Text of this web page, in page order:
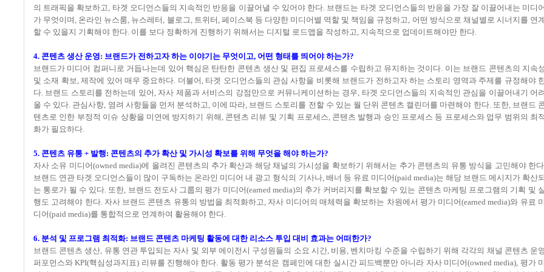
의 트래픽을 확보하고, 타겟 오디언스들의 지속적인 반응을 이끌어낼 수 있어야 한다. 브랜드는 타겟 오디언스들의 반응을 가장 잘 이끌어내는 미디어
가 무엇이며, 온라인 뉴스룸, 뉴스레터, 블로그, 트위터, 페이스북 등 다양한 미디어별 역할 및 책임을 규정하고, 어떤 방식으로 채널별로 시너지를 연계
할 수 있을지 기획해야 한다. 이를 보다 정확하게 진행하기 위해서는 디지털 로드맵을 작성하고, 지속적으로 업데이트해야만 한다.
4. 콘텐츠 생산 운영: 브랜드가 전하고자 하는 이야기는 무엇이고, 어떤 형태를 띄어야 하는가?
브랜드가 미디어 컴퍼니로 거듭나는데 있어 핵심은 탄탄한 콘텐츠 생산 및 편집 프로세스를 수립하고 유지하는 것이다. 이는 브랜드 콘텐츠의 지속성
및 소재 확보, 제작에 있어 매우 중요하다. 더불어, 타겟 오디언스들의 관심 사항을 비롯해 브랜드가 전하고자 하는 스토리 영역과 주제를 규정해야
다. 브랜드 스토리를 전하는데 있어, 자사 제품과 서비스의 강점만으로 커뮤니케이션하는 경우, 타겟 오디언스들의 지속적인 관심을 이끌어내기 어려
울 수 있다. 관심사항, 염려 사항들을 먼저 분석하고, 이에 따라, 브랜드 스토리를 전할 수 있는 월 단위 콘텐츠 캘린더를 마련해야 한다. 또한, 브랜드
텐츠로 인한 부정적 이슈 상황을 미연에 방지하기 위해, 콘텐츠 리뷰 및 기획 프로세스, 콘텐츠 발행과 승인 프로세스 등 프로세스와 업무 범위의 최적
화가 필요하다.
5. 콘텐츠 유통 + 발행: 콘텐츠의 추가 확산 및 가시성 확보를 위해 무엇을 해야 하는가?
자사 소유 미디어(owned media)에 올려진 콘텐츠의 추가 확산과 해당 채널의 가시성을 확보하기 위해서는 추가 콘텐츠의 유통 방식을 고민해야 한다.
브랜드 연관 타겟 오디언스들이 많이 구독하는 온라인 미디어 내 광고 형식의 기사나, 배너 등 유료 미디어(paid media)는 해당 브랜드 메시지가 확산되
는 통로가 될 수 있다. 또한, 브랜드 전도사 그룹의 평가 미디어(earned media)의 추가 커버리지를 확보할 수 있는 콘텐츠 마케팅 프로그램의 기획 및 실
행도 고려해야 한다. 자사 브랜드 콘텐츠 유통의 방법을 최적화하고, 자사 미디어의 매체력을 확보하는 차원에서 평가 미디어(earned media)와 유료 미
디어(paid media)를 통합적으로 연계하여 활용해야 한다.
6. 분석 및 프로그램 최적화: 브랜드 콘텐츠 마케팅 활동에 대한 리소스 투입 대비 효과는 어떠한가?
브랜드 콘텐츠 생산, 유통 연관 투입되는 자사 및 외부 에이전시 구성원들의 소요 시간, 비용, 벤치마킹 수준을 수립하기 위해 각각의 채널 콘텐츠 운영
퍼포먼스와 KPI(핵심성과지표) 리뷰를 진행해야 한다. 활동 평가 분석은 캠페인에 대한 실시간 피드백뿐만 아니라 자사 미디어(owned media), 평가 미